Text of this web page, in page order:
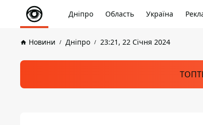
Дніпро Область Україна
Новини Дніпро 23:21, 22 Січня 2024